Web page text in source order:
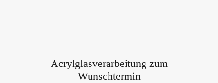
Acrylglasverarbeitung zum
Wunschtermin